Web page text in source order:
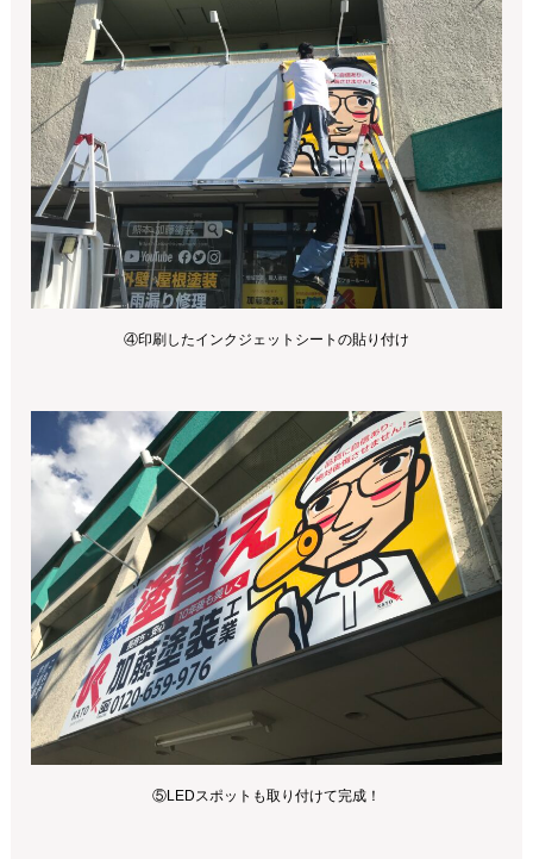
④印刷したインクジェットシートの貼り付け
⑤LEDスポットも取り付けて完成！